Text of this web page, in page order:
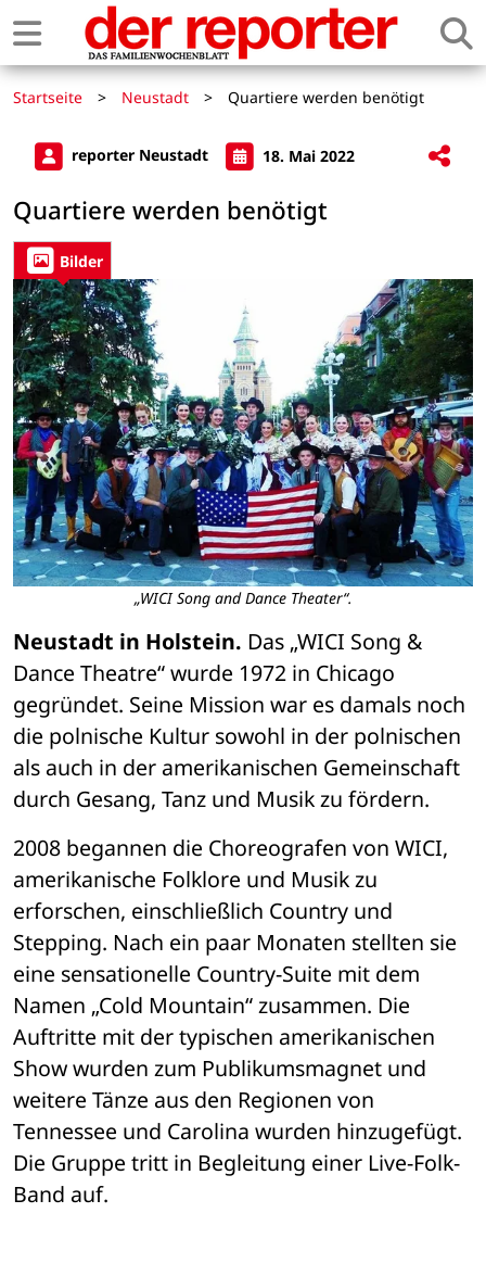
Startseite > Neustadt > Quartiere werden benötigt
reporter Neustadt 18. Mai 2022
Quartiere werden benötigt
Bilder
„WICI Song and Dance Theater“.
Neustadt in Holstein. Das „WICI Song &
Dance Theatre“ wurde 1972 in Chicago
gegründet. Seine Mission war es damals noch
die polnische Kultur sowohl in der polnischen
als auch in der amerikanischen Gemeinschaft
durch Gesang, Tanz und Musik zu fördern.
2008 begannen die Choreografen von WICI,
amerikanische Folklore und Musik zu
erforschen, einschließlich Country und
Stepping. Nach ein paar Monaten stellten sie
eine sensationelle Country-Suite mit dem
Namen „Cold Mountain“ zusammen. Die
Auftritte mit der typischen amerikanischen
Show wurden zum Publikumsmagnet und
weitere Tänze aus den Regionen von
Tennessee und Carolina wurden hinzugefügt.
Die Gruppe tritt in Begleitung einer Live-Folk-
Band auf.